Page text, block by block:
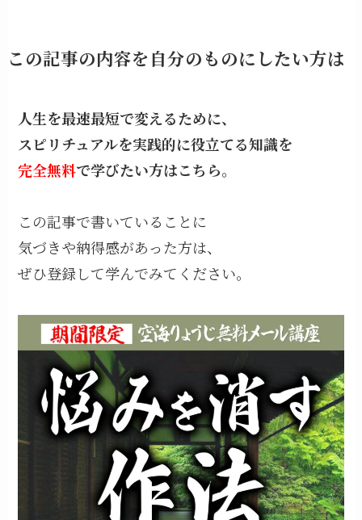
この記事の内容を自分のものにしたい方は
人生を最速最短で変えるために、
スピリチュアルを実践的に役立てる知識を
完全無料で学びたい方はこちら。
この記事で書いていることに
気づきや納得感があった方は、
ぜひ登録して学んでみてください。